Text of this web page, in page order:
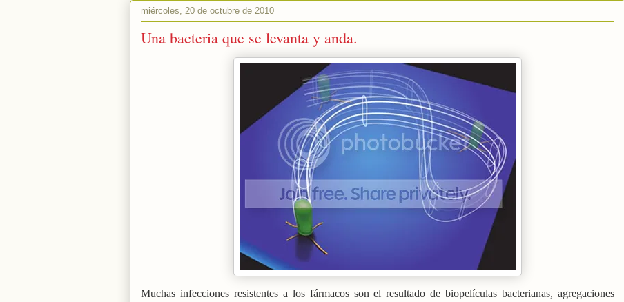
miércoles, 20 de octubre de 2010
Una bacteria que se levanta y anda.
Muchas infecciones resistentes a los fármacos son el resultado de biopelículas bacterianas, agregaciones